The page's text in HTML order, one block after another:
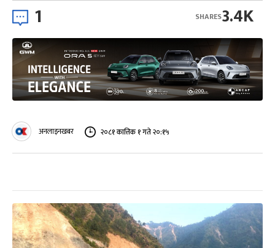
1 3.4K
SHARES
अनलाइनखबर २०८१ कात्तिक १ गते २०:१५